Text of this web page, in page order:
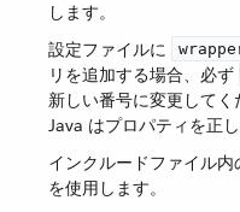
します。
設定ファイルに ​
リを追加する場合、必ず ​
新しい番号に変更してく
Java はプロパティを正
インクルードファイル
を使用します。